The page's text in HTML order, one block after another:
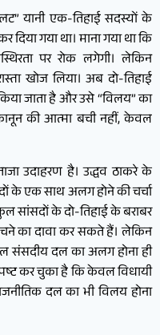
यानी एक-तिहाई सदस्यों के
गया था। माना गया था कि
पर रोक लगेगी। लेकिन
खोज लिया। अब दो-तिहाई
जाता है और उसे “विलय” का
की आत्मा बची नहीं, केवल
उदाहरण है। उद्धव ठाकरे के
के एक साथ अलग होने की चर्चा
सांसदों के दो-तिहाई के बराबर
का दावा कर सकते हैं। लेकिन
संसदीय दल का अलग होना ही
कर चुका है कि केवल विधायी
दल का भी विलय होना